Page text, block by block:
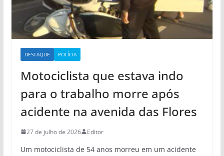
DESTAQUE POLÍCIA
Motociclista que estava indo
para o trabalho morre após
acidente na avenida das Flores
27 de julho de 2026 Editor
Um motociclista de 54 anos morreu em um acidente